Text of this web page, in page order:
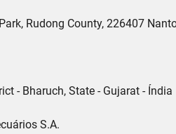
Rudong County, 226407
- Bharuch, State - Gujarat - Índia
S.A.